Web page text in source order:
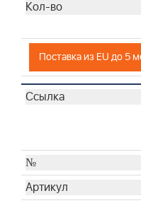
Поставка из EU до 5